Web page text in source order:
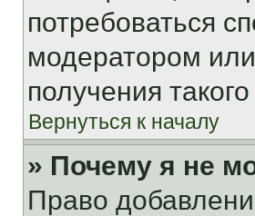
потребоваться
модератором
получения
Вернуться к началу
» Почему я не
Право